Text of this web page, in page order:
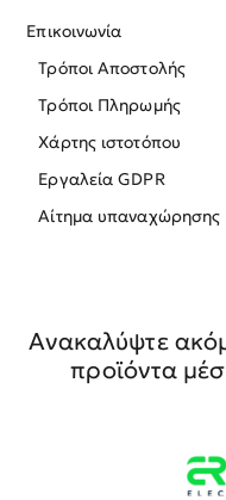
Επικοινωνία
Τρόποι Αποστολής
Τρόποι Πληρωμής
Χάρτης ιστοτόπου
Εργαλεία GDPR
Αίτημα υπαναχώρησης
Ανακαλύψτε
προϊόντα